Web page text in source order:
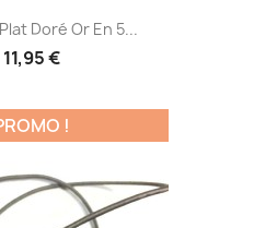
Doré Or En 5...
11,95 €
!